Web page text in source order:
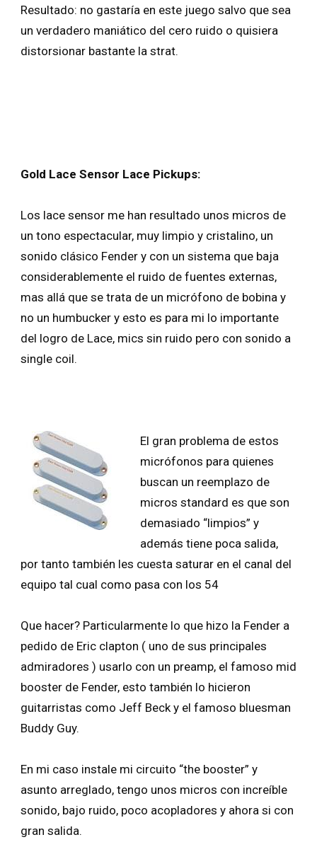
Resultado: no gastaría en este juego salvo que sea
un verdadero maniático del cero ruido o quisiera
distorsionar bastante la strat.
Gold Lace Sensor Lace Pickups:
Los lace sensor me han resultado unos micros de
un tono espectacular, muy limpio y cristalino, un
sonido clásico Fender y con un sistema que baja
considerablemente el ruido de fuentes externas,
mas allá que se trata de un micrófono de bobina y
no un humbucker y esto es para mi lo importante
del logro de Lace, mics sin ruido pero con sonido a
single coil.
El gran problema de estos
micrófonos para quienes
buscan un reemplazo de
micros standard es que son
demasiado “limpios” y
además tiene poca salida,
por tanto también les cuesta saturar en el canal del
equipo tal cual como pasa con los 54
Que hacer? Particularmente lo que hizo la Fender a
pedido de Eric clapton ( uno de sus principales
admiradores ) usarlo con un preamp, el famoso mid
booster de Fender, esto también lo hicieron
guitarristas como Jeff Beck y el famoso bluesman
Buddy Guy.
En mi caso instale mi circuito “the booster” y
asunto arreglado, tengo unos micros con increíble
sonido, bajo ruido, poco acopladores y ahora si con
gran salida.